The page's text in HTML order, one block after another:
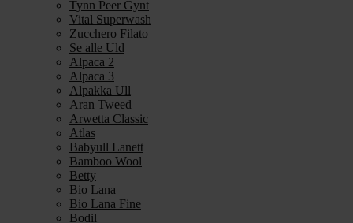
Tynn Peer Gynt
Vital Superwash
Zucchero Filato
Se alle Uld
Alpaca 2
Alpaca 3
Alpakka Ull
Aran Tweed
Arwetta Classic
Atlas
Babyull Lanett
Bamboo Wool
Betty
Bio Lana
Bio Lana Fine
Bodil